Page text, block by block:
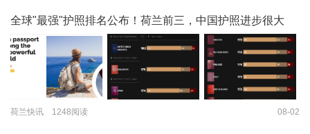
全球"最强"护照排名公布！荷兰前三，中国护照进步很大
荷兰快讯 1248阅读 08-02